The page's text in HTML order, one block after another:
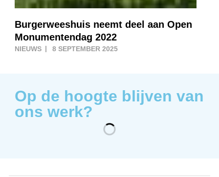
Burgerweeshuis neemt deel aan Open
Monumentendag 2022
NIEUWS 8 SEPTEMBER 2025
Op de hoogte blijven van
ons werk?